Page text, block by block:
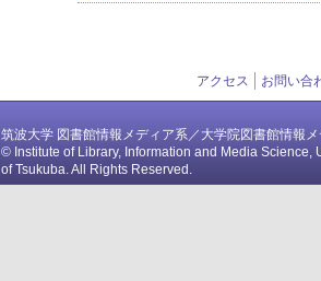
アクセス お問い合
筑波大学 図書館情報メディア系／大学院図書館情報
© Institute of Library, Information and Media Science,
of Tsukuba. All Rights Reserved.